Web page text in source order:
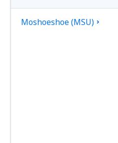
Moshoeshoe (MSU)